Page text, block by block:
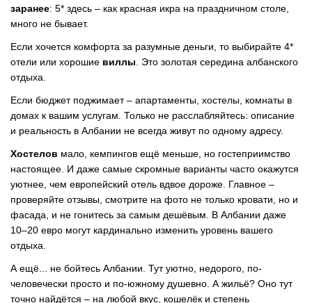
заранее: 5* здесь – как красная икра на праздничном столе,
много не бывает.
Если хочется комфорта за разумные деньги, то выбирайте 4*
отели или хорошие виллы. Это золотая середина албанского
отдыха.
Если бюджет поджимает– апартаменты, хостелы, комнаты в
домах к вашим услугам. Только не расслабляйтесь: описание
и реальность в Албании не всегда живут по одному адресу.
Хостелов мало, кемпингов ещё меньше, но гостеприимство
настоящее. И даже самые скромные варианты часто окажутся
уютнее, чем европейский отель вдвое дороже. Главное –
проверяйте отзывы, смотрите на фото не только кровати, но и
фасада, и не гонитесь за самым дешёвым. В Албании даже
10–20 евро могут кардинально изменить уровень вашего
отдыха.
А ещё... не бойтесь Албании. Тут уютно, недорого, по-
человечески просто и по-южному душевно. А жильё? Оно тут
точно найдётся – на любой вкус, кошелёк и степень